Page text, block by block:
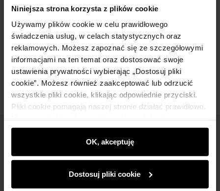
Niniejsza strona korzysta z plików cookie
Używamy plików cookie w celu prawidłowego
świadczenia usług, w celach statystycznych oraz
reklamowych. Możesz zapoznać się ze szczegółowymi
informacjami na ten temat oraz dostosować swoje
ustawienia prywatności wybierając „Dostosuj pliki
cookie”. Możesz również zaakceptować lub odrzucić
wszystkie pliki cookie, klikając odpowiednie przyciski.
Pliki cookie pomagają naszej stronie działać prawidłowo.
wyświetlać im dopasowane do ich preferencji treści,
rekomendacje oraz komunikaty reklamowe informujące o
najnowszych promocjach w e-sklepie. Informacje o tym,
partnerom społecznościowym, reklamowym i
analitycznym. Partnerzy mogą połączyć te informacje z
OK, akceptuję
Dostosuj pliki cookie
Szczegóły
Skład i wymiary
Opinie
Bądź na bieżąco z nowościami i promocjami!